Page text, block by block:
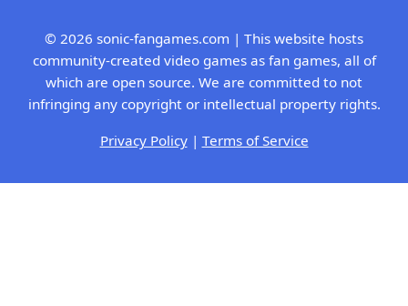
© 2026 sonic-fangames.com | This website hosts
community-created video games as fan games, all of
which are open source. We are committed to not
infringing any copyright or intellectual property rights.
Privacy Policy| Terms of Service